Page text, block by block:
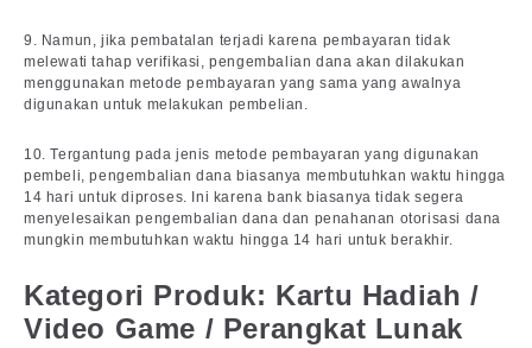
9. Namun, jika pembatalan terjadi karena pembayaran tidak
melewati tahap verifikasi, pengembalian dana akan dilakukan
menggunakan metode pembayaran yang sama yang awalnya
digunakan untuk melakukan pembelian.
10. Tergantung pada jenis metode pembayaran yang digunakan
pembeli, pengembalian dana biasanya membutuhkan waktu hingga
14 hari untuk diproses. Ini karena bank biasanya tidak segera
menyelesaikan pengembalian dana dan penahanan otorisasi dana
mungkin membutuhkan waktu hingga 14 hari untuk berakhir.
Kategori Produk: Kartu Hadiah /
Video Game / Perangkat Lunak